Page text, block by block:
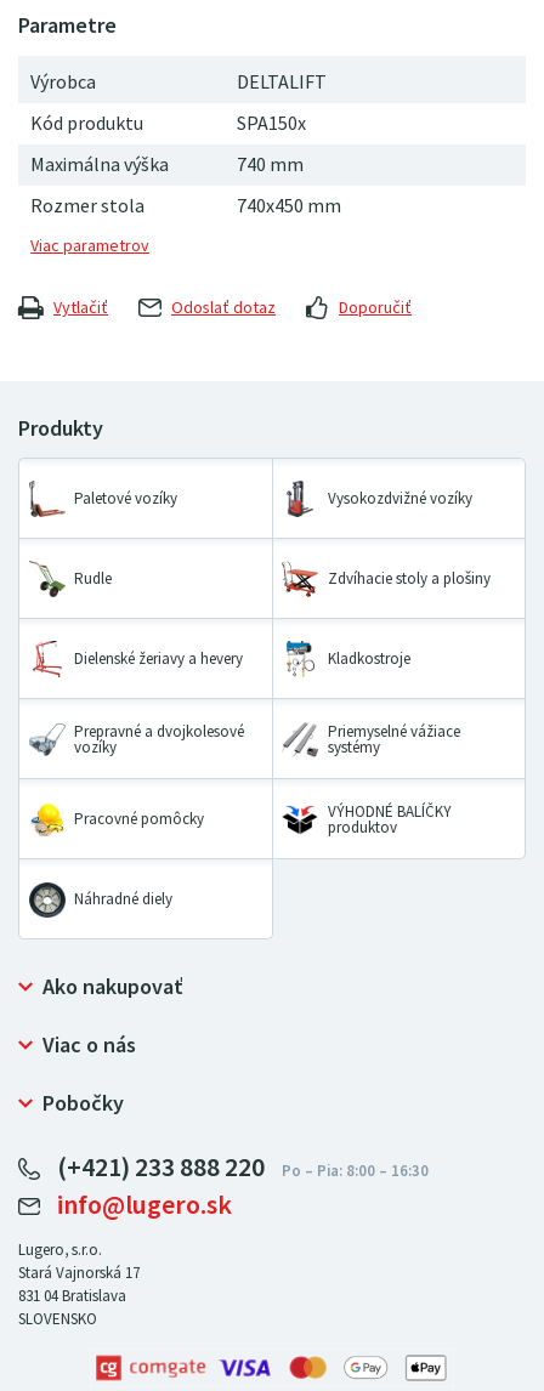
Výrobca
DELTALIFT
Kód produktu
SPA150x
Maximálna výška
740 mm
Rozmer stola
740x450 mm
Vytlačiť Odoslať dotaz Doporučiť
Paletové vozíky Vysokozdvižné vozíky
Rudle Zdvíhacie stoly a plošiny
Dielenské žeriavy a hevery Kladkostroje
Prepravné a dvojkolesové
vozíky
Priemyselné vážiace
systémy
Pracovné pomôcky VÝHODNÉ BALÍČKY
produktov
Náhradné diely
Ako nakupovať
Prečo nakupovať u LUGERO
Ochrana osobných údajov
Viac o nás
Bezpečný nákup
Certifikát NATUR-PACK
Pre predajcov
Pobočky
LUGERO Nemecko
LUGERO Česká republika
LUGERO Maďarsko
LUGERO Rakousko
(+421) 233 888 220
info@lugero.sk
Lugero, s.r.o.
Stará Vajnorská 17
831 04Bratislava
SLOVENSKO